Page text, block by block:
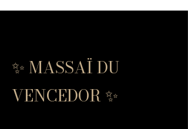
✨ MASSAÏ DU
VENCEDOR ✨